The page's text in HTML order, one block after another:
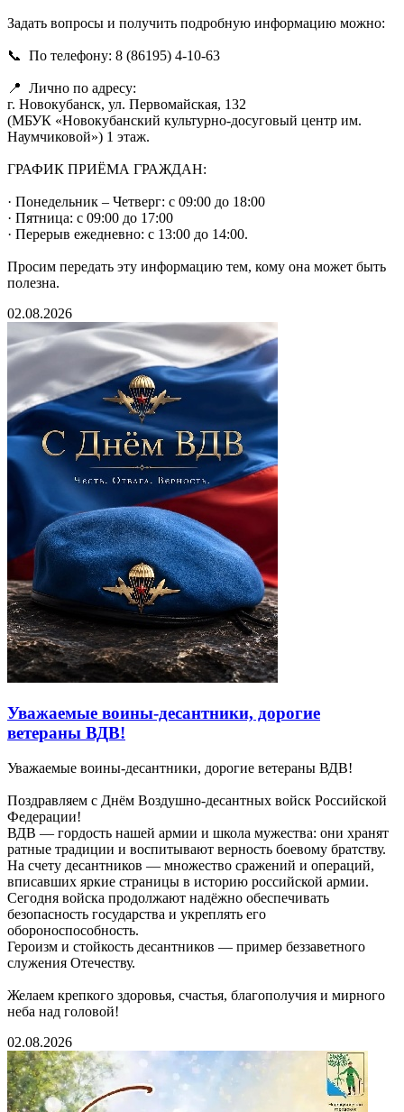
Задать вопросы и получить подробную информацию можно:
📞 По телефону: 8 (86195) 4-10-63
📍 Лично по адресу:
г. Новокубанск, ул. Первомайская, 132
(МБУК «Новокубанский культурно-досуговый центр им.
Наумчиковой») 1 этаж.
ГРАФИК ПРИЁМА ГРАЖДАН:
· Понедельник – Четверг: с 09:00 до 18:00
· Пятница: с 09:00 до 17:00
· Перерыв ежедневно: с 13:00 до 14:00.
Просим передать эту информацию тем, кому она может быть
полезна.
02.08.2026
Уважаемые воины‑десантники, дорогие
ветераны ВДВ!
Уважаемые воины‑десантники, дорогие ветераны ВДВ!
Поздравляем с Днём Воздушно‑десантных войск Российской
Федерации!
ВДВ — гордость нашей армии и школа мужества: они хранят
ратные традиции и воспитывают верность боевому братству.
На счету десантников — множество сражений и операций,
вписавших яркие страницы в историю российской армии.
Сегодня войска продолжают надёжно обеспечивать
безопасность государства и укреплять его
обороноспособность.
Героизм и стойкость десантников — пример беззаветного
служения Отечеству.
Желаем крепкого здоровья, счастья, благополучия и мирного
неба над головой!
02.08.2026